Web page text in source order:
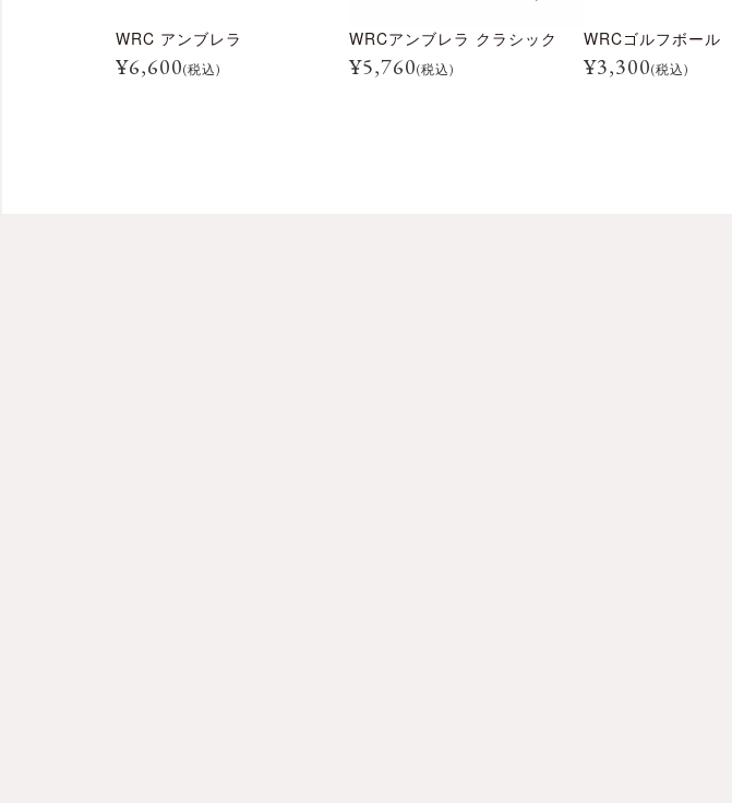
WRC アンブレラ
¥6,600(税込)
WRCアンブレラ クラシック
¥5,760(税込)
WRCゴルフボール
¥3,300(税込)